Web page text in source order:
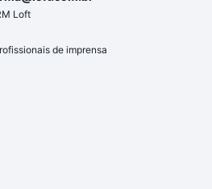
Loft
de imprensa